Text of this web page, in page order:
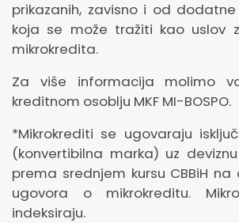
prikazanih, zavisno i od
koja se može tražiti kao uslov
mikrokredita.
Za više informacija molimo
kreditnom osoblju MKF MI-BOSPO.
*Mikrokrediti se ugovaraju
(konvertibilna marka) uz deviznu
prema srednjem kursu CBBiH
ugovora o mikrokreditu.
indeksiraju.